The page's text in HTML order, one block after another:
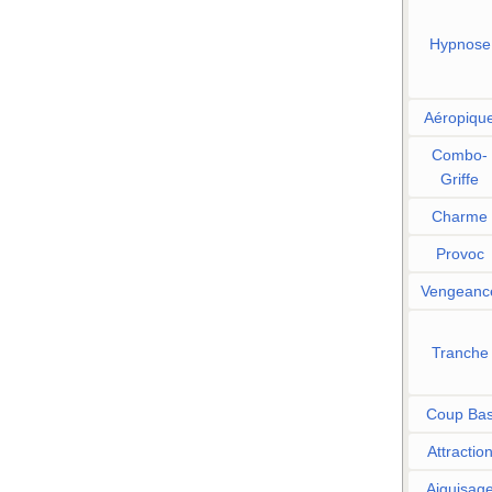
Hypnose
Combo-
Griffe
Charme
Provoc
Tranche
Coup
Attraction